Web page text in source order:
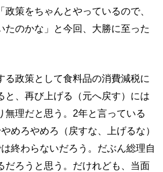
策をちゃんとやっているので、
たのかな」と今回、大勝に至った
る政策として食料品の消費減税に
と、再び上げる（元へ戻す）には
無理だと思う。2年と言っている
めろやめろ（戻すな、上げるな）
終わらないだろう。だぶん総理自
だろうと思う。だけれども、当面